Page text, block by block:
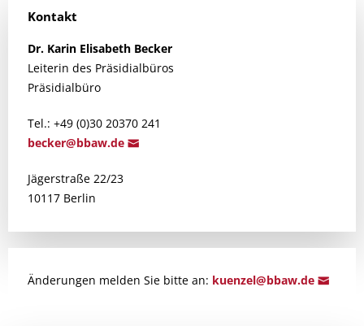
Kontakt
Dr. Karin Elisabeth Becker
Leiterin des Präsidialbüros
Präsidialbüro
Tel.: +49 (0)30 20370 241
becker@bbaw.de
Jägerstraße 22/23
10117 Berlin
Änderungen melden Sie bitte an: kuenzel@bbaw.de